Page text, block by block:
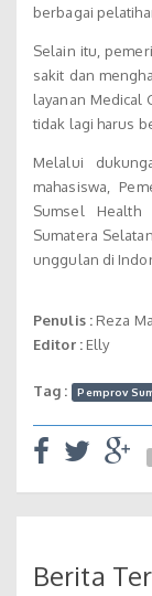
berbagai
Selain itu,
sakit dan
layanan Medical
tidak lagi harus
Melalui
mahasiswa,
Sumsel Health
Sumatera
unggulan di
Penulis :Reza
Editor :Elly
Tag : Pemprov
Berita